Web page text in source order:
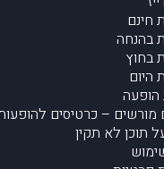
חינם
בהנחה
בחוץ
היום
הופעה
מורשים – כרטיסים
תוכן לא תקין